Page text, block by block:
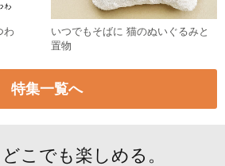
わ
いつでもそばに 猫のぬいぐるみと
置物
特集一覧へ
こでも楽しめる。